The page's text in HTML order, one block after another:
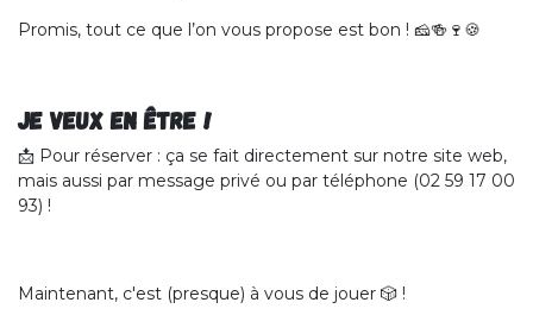
Promis, tout ce que l’on vous propose est bon ! 🧀🍻🍷🍪
JE VEUX en être !
📩 Pour réserver : ça se fait directement sur notre site web,
mais aussi par message privé ou par téléphone (02 59 17 00
93) !
Maintenant, c'est (presque) à vous de jouer 🎲 !